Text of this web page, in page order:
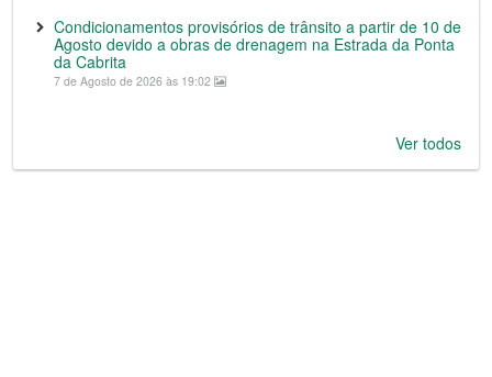
Condicionamentos provisórios de trânsito a partir de 10 de
Agosto devido a obras de drenagem na Estrada da Ponta
da Cabrita
7 de Agosto de 2026 às 19:02
Ver todos